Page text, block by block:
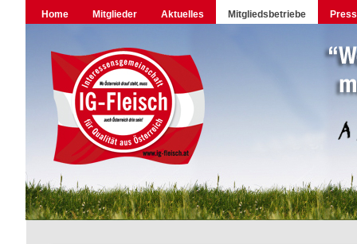
Home Mitglieder Aktuelles Mitgliedsbetriebe